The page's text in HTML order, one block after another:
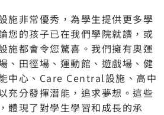
施非常優秀，為學生提供更多學
您的孩子已在我們學院就讀，或
施都會令您驚喜。我們擁有奧運
、田徑場、運動館、遊戲場、健
中心、Care Central設施、高中
充分發揮潛能，追求夢想。這些
體現了對學生學習和成長的承